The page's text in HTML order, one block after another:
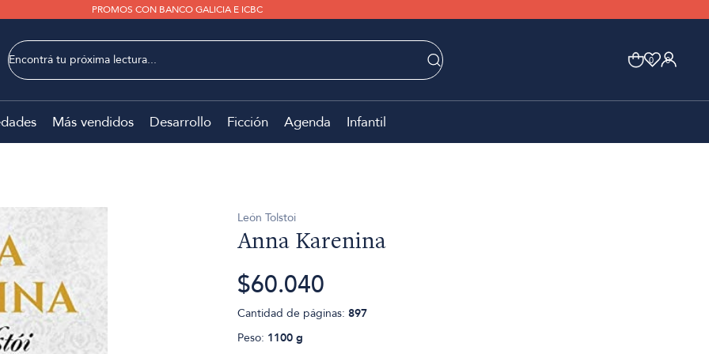
PROMOS CON BANCO GALICIA E ICBC
0 0
Más vendidos Desarrollo Ficción Agenda Infantil
León Tolstoi
Anna Karenina
$60.040
Cantidad de páginas: 897
Peso: 1100 g